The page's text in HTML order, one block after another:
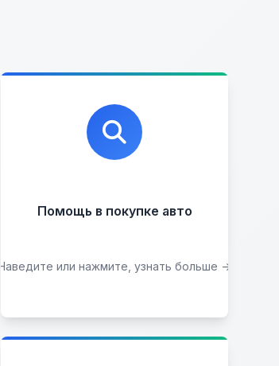
Помощь в покупке авто
Наведите или нажмите, узнать больше →
Профессиональная помощь
в выборе автомобиля на
любых торговых площадках
с проверкой юридической
Подобрать авто